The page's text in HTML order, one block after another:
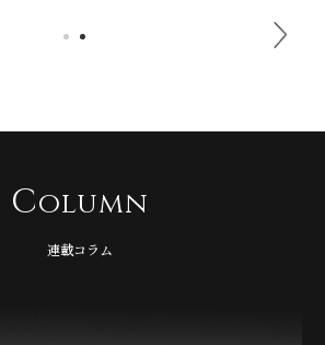
Column
連載コラム